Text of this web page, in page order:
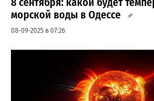
морской воды в Одессе
08-09-2025 в 07:26